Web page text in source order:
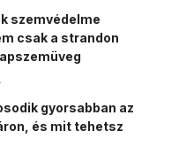
szemvédelme
csak a strandon
gyorsabban az
és mit tehetsz